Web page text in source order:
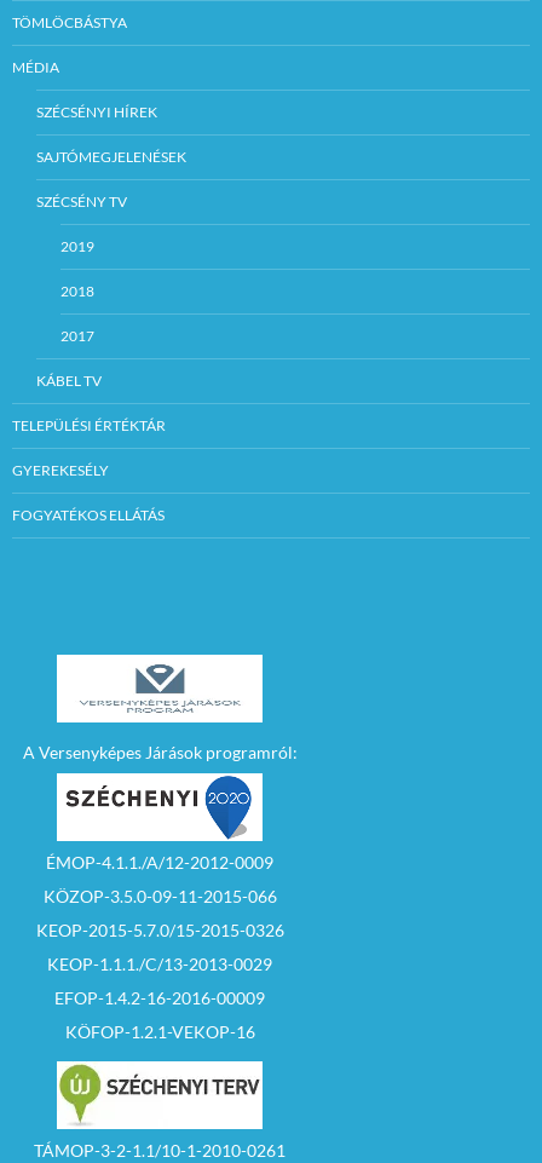
TÖMLÖCBÁSTYA
MÉDIA
SZÉCSÉNYI HÍREK
SAJTÓMEGJELENÉSEK
SZÉCSÉNY TV
2019
2018
2017
KÁBEL TV
TELEPÜLÉSI ÉRTÉKTÁR
GYEREKESÉLY
FOGYATÉKOS ELLÁTÁS
A Versenyképes Járások programról:
ÉMOP-4.1.1./A/12-2012-0009
KÖZOP-3.5.0-09-11-2015-066
KEOP-2015-5.7.0/15-2015-0326
KEOP-1.1.1./C/13-2013-0029
EFOP-1.4.2-16-2016-00009
KÖFOP-1.2.1-VEKOP-16
TÁMOP-3-2-1.1/10-1-2010-0261